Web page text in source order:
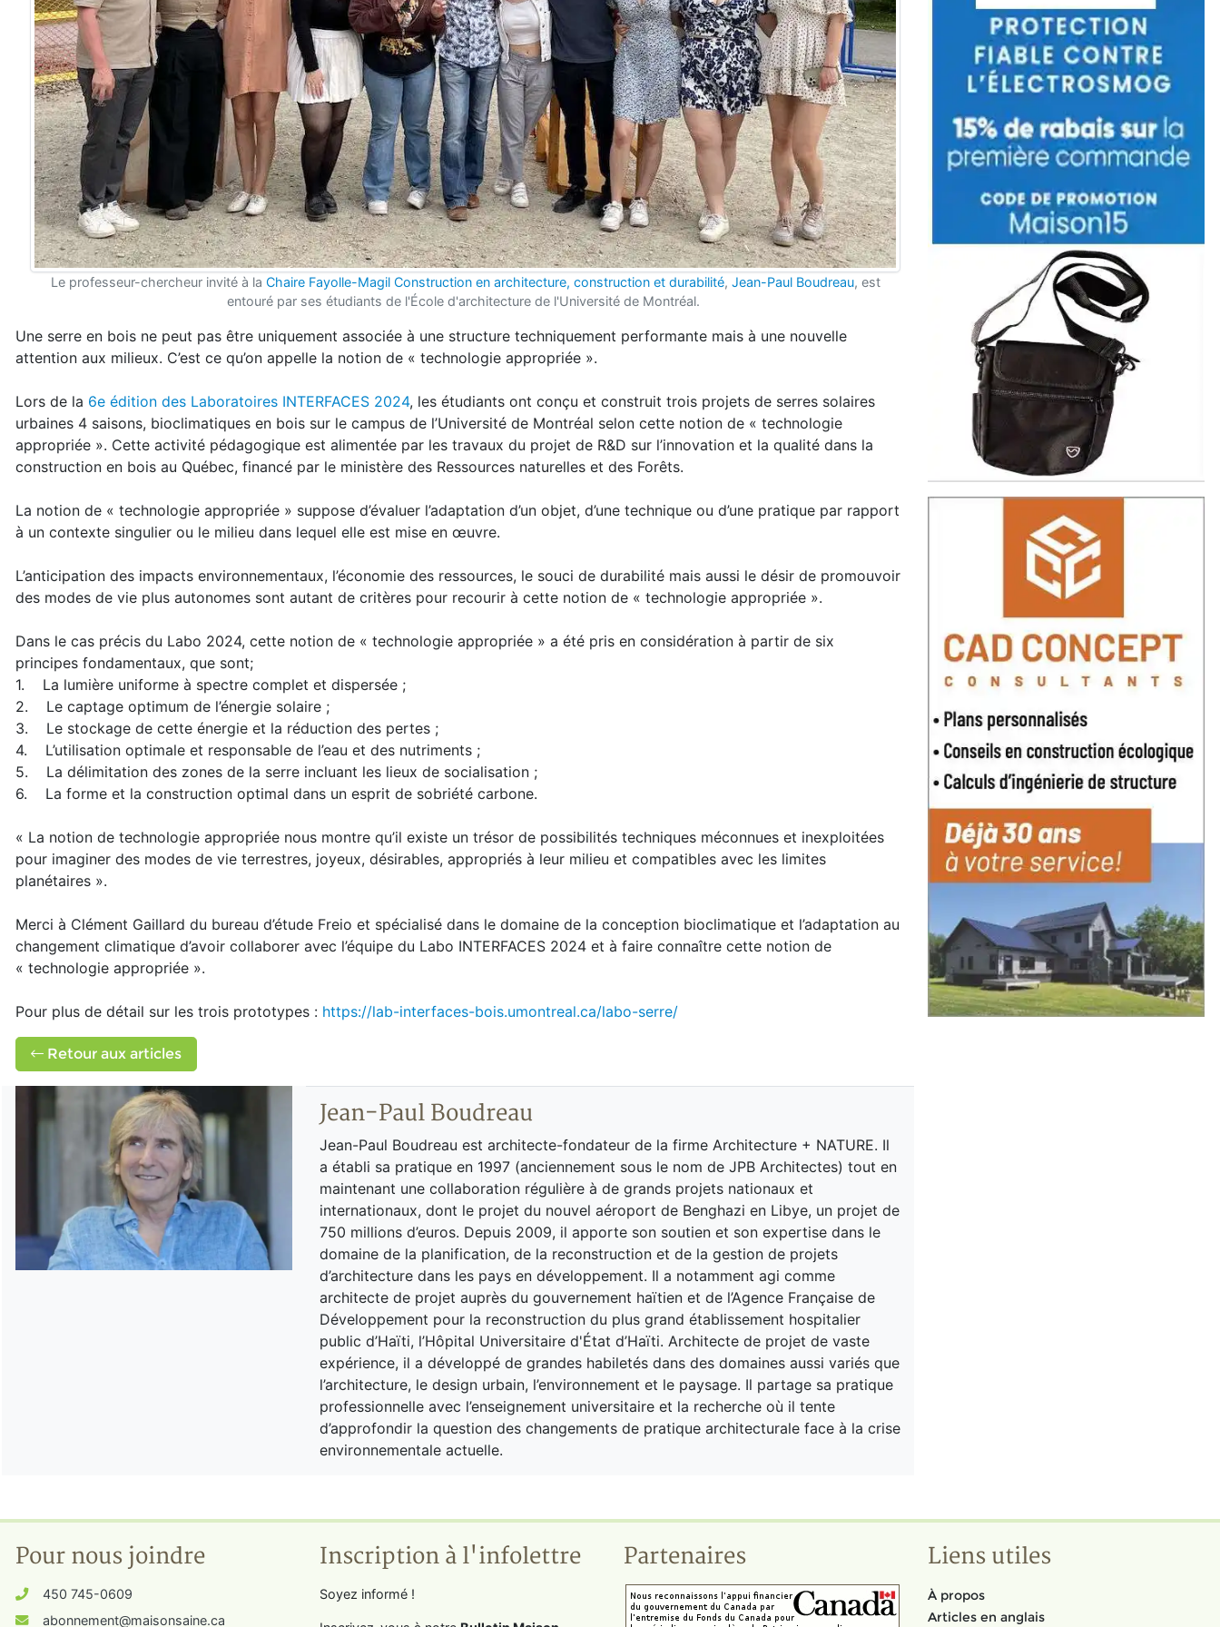
Le professeur-chercheur invité à la Chaire Fayolle-Magil Construction en architecture, construction et durabilité, Jean-Paul Boudreau, est
entouré par ses étudiants de l'École d'architecture de l'Université de Montréal.
Une serre en bois ne peut pas être uniquement associée à une structure techniquement performante mais à une nouvelle
attention aux milieux. C’est ce qu’on appelle la notion de « technologie appropriée ».
Lors de la 6e édition des Laboratoires INTERFACES 2024, les étudiants ont conçu et construit trois projets de serres solaires
urbaines 4 saisons, bioclimatiques en bois sur le campus de l’Université de Montréal selon cette notion de « technologie
appropriée ». Cette activité pédagogique est alimentée par les travaux du projet de R&D sur l’innovation et la qualité dans la
construction en bois au Québec, financé par le ministère des Ressources naturelles et des Forêts.
La notion de « technologie appropriée » suppose d’évaluer l’adaptation d’un objet, d’une technique ou d’une pratique par rapport
à un contexte singulier ou le milieu dans lequel elle est mise en œuvre.
L’anticipation des impacts environnementaux, l’économie des ressources, le souci de durabilité mais aussi le désir de promouvoir
des modes de vie plus autonomes sont autant de critères pour recourir à cette notion de « technologie appropriée ».
Dans le cas précis du Labo 2024, cette notion de « technologie appropriée » a été pris en considération à partir de six
principes fondamentaux, que sont;
1. La lumière uniforme à spectre complet et dispersée ;
2. Le captage optimum de l’énergie solaire ;
3. Le stockage de cette énergie et la réduction des pertes ;
4. L’utilisation optimale et responsable de l’eau et des nutriments ;
5. La délimitation des zones de la serre incluant les lieux de socialisation ;
6. La forme et la construction optimal dans un esprit de sobriété carbone.
« La notion de technologie appropriée nous montre qu’il existe un trésor de possibilités techniques méconnues et inexploitées
pour imaginer des modes de vie terrestres, joyeux, désirables, appropriés à leur milieu et compatibles avec les limites
planétaires ».
Merci à Clément Gaillard du bureau d’étude Freio et spécialisé dans le domaine de la conception bioclimatique et l’adaptation au
changement climatique d’avoir collaborer avec l’équipe du Labo INTERFACES 2024 et à faire connaître cette notion de
« technologie appropriée ».
Pour plus de détail sur les trois prototypes : https://lab-interfaces-bois.umontreal.ca/labo-serre/
Retour aux articles
Jean-Paul Boudreau
Jean-Paul Boudreau est architecte-fondateur de la firme Architecture + NATURE. Il
a établi sa pratique en 1997 (anciennement sous le nom de JPB Architectes) tout en
maintenant une collaboration régulière à de grands projets nationaux et
internationaux, dont le projet du nouvel aéroport de Benghazi en Libye, un projet de
750 millions d’euros. Depuis 2009, il apporte son soutien et son expertise dans le
domaine de la planification, de la reconstruction et de la gestion de projets
d’architecture dans les pays en développement. Il a notamment agi comme
architecte de projet auprès du gouvernement haïtien et de l’Agence Française de
Développement pour la reconstruction du plus grand établissement hospitalier
public d’Haïti, l’Hôpital Universitaire d'État d’Haïti. Architecte de projet de vaste
expérience, il a développé de grandes habiletés dans des domaines aussi variés que
l’architecture, le design urbain, l’environnement et le paysage. Il partage sa pratique
professionnelle avec l’enseignement universitaire et la recherche où il tente
d’approfondir la question des changements de pratique architecturale face à la crise
environnementale actuelle.
Pour nous joindre
450 745-0609
abonnement@maisonsaine.ca
Inscription à l'infolettre
Soyez informé !
Partenaires Liens utiles
À propos
Articles en anglais